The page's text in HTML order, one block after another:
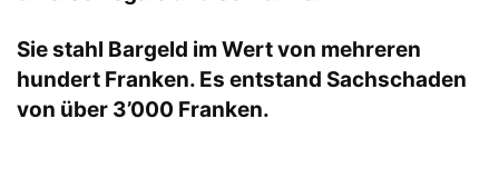
Sie stahl Bargeld im Wert von mehreren
hundert Franken. Es entstand Sachschaden
von über 3’000 Franken.